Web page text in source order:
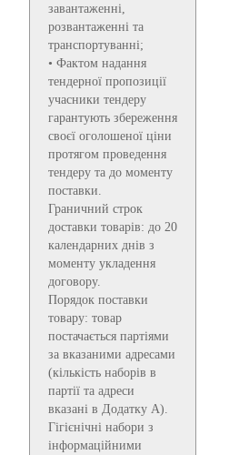
завантаженні,
розвантаженні та
транспортуванні;
• Фактом надання
тендерної пропозиції
учасники тендеру
гарантують збереження
своєї оголошеної ціни
протягом проведення
тендеру та до моменту
поставки.
Граничний строк
доставки товарів: до 20
календарних днів з
моменту укладення
договору.
Порядок поставки
товару: товар
постачається партіями
за вказаними адресами
(кількість наборів в
партії та адреси
вказані в Додатку А).
Гігієнічні набори з
інформаційними